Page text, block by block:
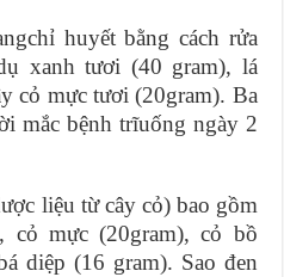
huyết bằng cách rửa
xanh tươi (40 gram), lá
cỏ mực tươi (20gram). Ba
mắc bệnh trĩuống ngày 2
liệu từ cây cỏ) bao gồm
cỏ mực (20gram), cỏ bồ
diệp (16 gram). Sao đen